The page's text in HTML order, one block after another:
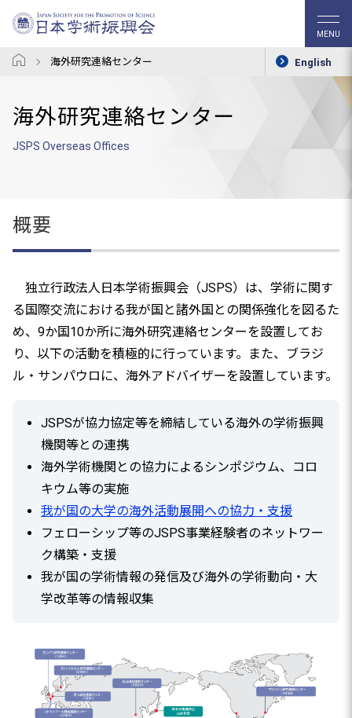
MENU
海外研究連絡センター English
海外研究連絡センター
JSPS Overseas Offices
概要
独立行政法人日本学術振興会（JSPS）は、学術に関す
る国際交流における我が国と諸外国との関係強化を図るた
め、9か国10か所に海外研究連絡センターを設置してお
り、以下の活動を積極的に行っています。また、ブラジ
ル・サンパウロに、海外アドバイザーを設置しています。
JSPSが協力協定等を締結している海外の学術振興
機関等との連携
海外学術機関との協力によるシンポジウム、コロ
キウム等の実施
我が国の大学の海外活動展開への協力・支援
フェローシップ等のJSPS事業経験者のネットワー
ク構築・支援
我が国の学術情報の発信及び海外の学術動向・大
学改革等の情報収集